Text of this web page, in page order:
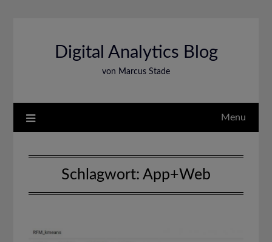
Digital Analytics Blog
von Marcus Stade
Menu
Schlagwort: App+Web